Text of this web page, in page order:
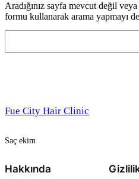
Aradığınız sayfa mevcut değil veya
formu kullanarak arama yapmayı
Fue City Hair Clinic
Saç ekim
Hakkında